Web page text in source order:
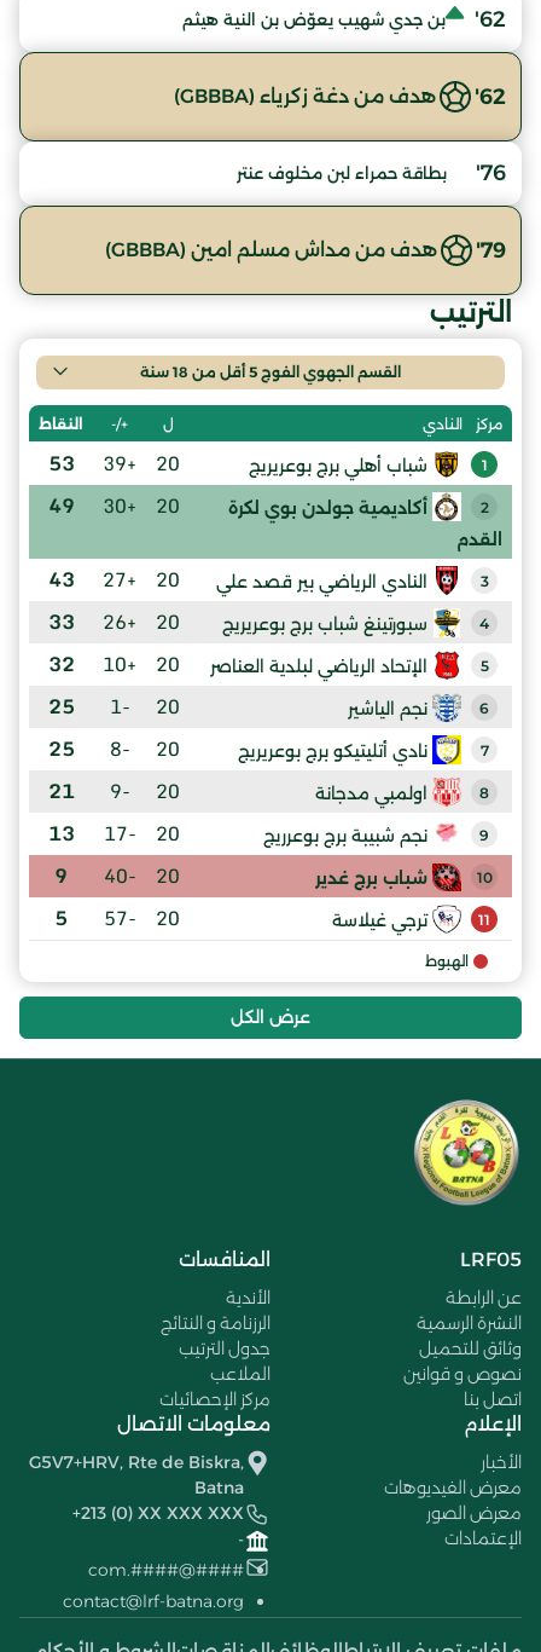
62' بن جدي شهيب يعوّض بن النية هيثم
62' هدف من دغة زكرياء (GBBBA)
76' بطاقة حمراء لبن مخلوف عنتر
79' هدف من مداش مسلم امين (GBBBA)
الترتيب
القسم الجهوي الفوج 5 أقل من 18 سنة
مركز النادي ل +/- النقاط
1 شباب أهلي برج بوعريريج 20
+39
53
2
أكاديمية جولدن بوي لكرة
القدم
20
+30
49
3 النادي الرياضي بير قصد علي 20
+27
43
4 سبورتينغ شباب برج بوعريريج 20
+26
33
5 الإتحاد الرياضي لبلدية العناصر 20
+10
32
6 نجم الياشير 20
-1
25
7 نادي أتليتيكو برج بوعريريج 20
-8
25
8 اولمبي مدجانة 20
-9
21
9 نجم شبيبة برج بوعرريج 20
-17
13
10 شباب برج غدير 20
-40
9
11 ترجي غيلاسة 20
-57
5
الهبوط
عرض الكل
LRF05
عن الرابطة
النشرة الرسمية
وثائق للتحميل
نصوص و قوانين
اتصل بنا
المنافسات
الأندية
الرزنامة و النتائج
جدول الترتيب
الملاعب
مركز الإحصائيات
الإعلام
الأخبار
معرض الفيديوهات
معرض الصور
الإعتمادات
معلومات الاتصال
G5V7+HRV, Rte de Biskra,
Batna
+213 (0) XX XXX XXX
-
####@####.com
contact@lrf-batna.org